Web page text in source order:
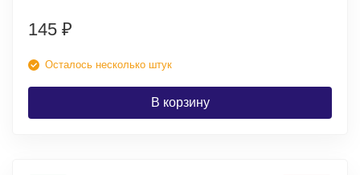
145 ₽
Осталось несколько штук
В корзину